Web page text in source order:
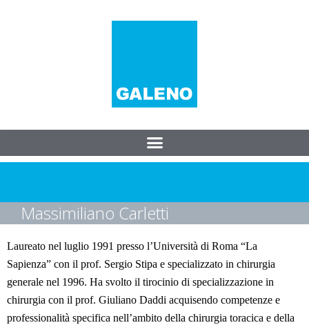
Massimiliano Carletti
Laureato nel luglio 1991 presso l’Università di Roma “La
Sapienza” con il prof. Sergio Stipa e specializzato in chirurgia
generale nel 1996. Ha svolto il tirocinio di specializzazione in
chirurgia con il prof. Giuliano Daddi acquisendo competenze e
professionalità specifica nell’ambito della chirurgia toracica e della